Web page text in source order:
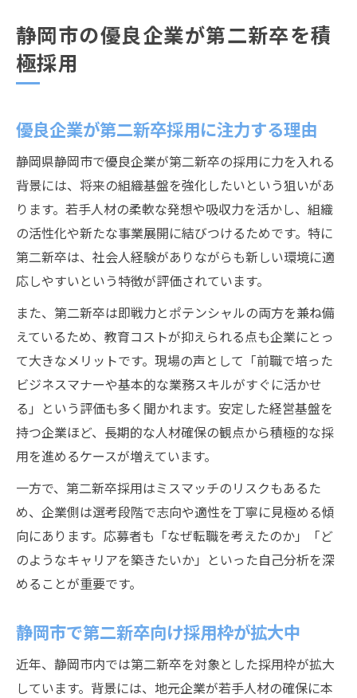
静岡市の優良企業が第二新卒を積
極採用
優良企業が第二新卒採用に注力する理由
静岡県静岡市で優良企業が第二新卒の採用に力を入れる
背景には、将来の組織基盤を強化したいという狙いがあ
ります。若手人材の柔軟な発想や吸収力を活かし、組織
の活性化や新たな事業展開に結びつけるためです。特に
第二新卒は、社会人経験がありながらも新しい環境に適
応しやすいという特徴が評価されています。
また、第二新卒は即戦力とポテンシャルの両方を兼ね備
えているため、教育コストが抑えられる点も企業にとっ
て大きなメリットです。現場の声として「前職で培った
ビジネスマナーや基本的な業務スキルがすぐに活かせ
る」という評価も多く聞かれます。安定した経営基盤を
持つ企業ほど、長期的な人材確保の観点から積極的な採
用を進めるケースが増えています。
一方で、第二新卒採用はミスマッチのリスクもあるた
め、企業側は選考段階で志向や適性を丁寧に見極める傾
向にあります。応募者も「なぜ転職を考えたのか」「ど
のようなキャリアを築きたいか」といった自己分析を深
めることが重要です。
静岡市で第二新卒向け採用枠が拡大中
近年、静岡市内では第二新卒を対象とした採用枠が拡大
しています。背景には、地元企業が若手人材の確保に本